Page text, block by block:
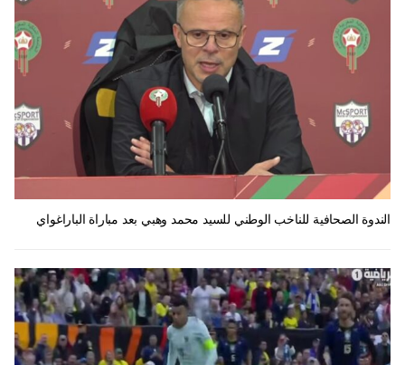
الندوة الصحافية للناخب الوطني للسيد محمد وهبي بعد مباراة الباراغواي